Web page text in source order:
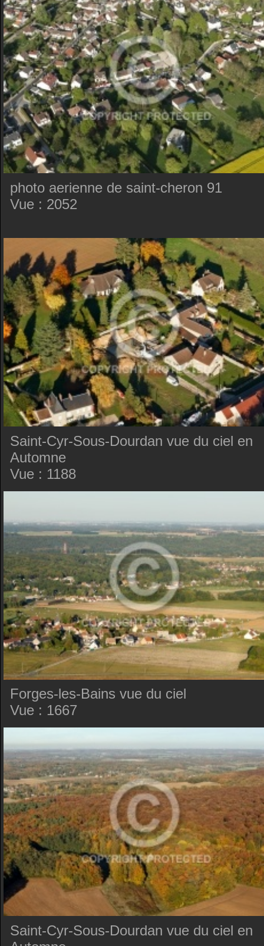
photo aerienne de saint-cheron 91
Vue : 2052
Saint-Cyr-Sous-Dourdan vue du ciel en
Automne
Vue : 1188
Forges-les-Bains vue du ciel
Vue : 1667
Saint-Cyr-Sous-Dourdan vue du ciel en